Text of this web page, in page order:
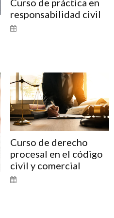
Curso de práctica en
responsabilidad civil
Curso de derecho
procesal en el código
civil y comercial